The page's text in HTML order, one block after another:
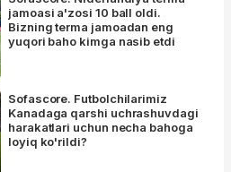
jamoasi a'zosi 10 ball oldi.
Bizning terma jamoadan eng
yuqori baho kimga nasib etdi
Sofascore. Futbolchilarimiz
Kanadaga qarshi uchrashuvdagi
harakatlari uchun necha bahoga
loyiq ko'rildi?